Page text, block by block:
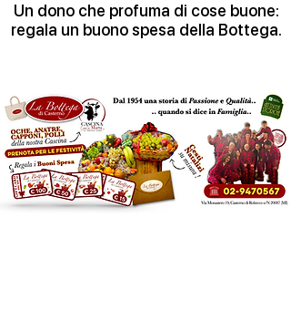
Un dono che profuma di cose buone:
regala un buono spesa della Bottega.